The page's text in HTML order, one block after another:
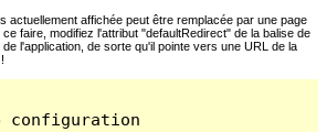
actuellement affichée peut être remplacée par une page
faire, modifiez l'attribut "defaultRedirect" de la balise de
l'application, de sorte qu'il pointe vers une URL de la